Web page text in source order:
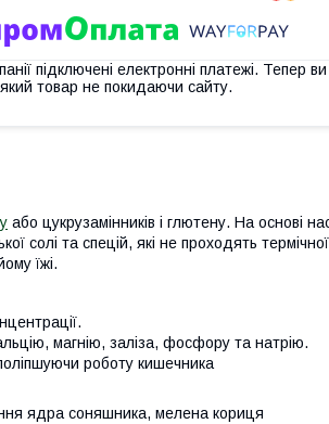
підключені електронні платежі. Тепер
товар не покидаючи сайту.
або цукрузамінників і глютену. На основі
солі та спецій, які не проходять
їжі.
магнію, заліза, фосфору та натрію.
роботу кишечника
ядра соняшника, мелена кориця